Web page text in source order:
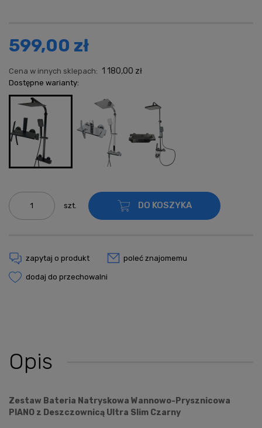
599,00 zł
Cena w innych sklepach: 1 180,00 zł
Dostępne warianty:
szt. DO KOSZYKA
zapytaj o produkt poleć znajomemu
dodaj do przechowalni
Opis
Zestaw Bateria Natryskowa Wannowo-Prysznicowa
PIANO z Deszczownicą Ultra Slim Czarny